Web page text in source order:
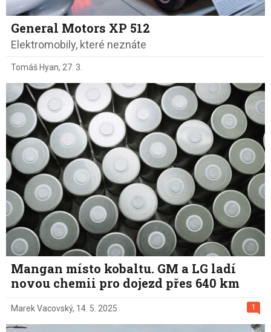
General Motors XP 512
Elektromobily, které neznáte
Tomáš Hyan, 27. 3.
Mangan místo kobaltu. GM a LG ladí
novou chemii pro dojezd přes 640 km
1
Marek Vacovský, 14. 5. 2025